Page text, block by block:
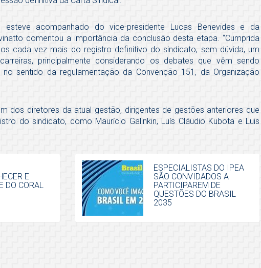
esteve acompanhado do vice-presidente Lucas Benevides e da
comentou a importância da conclusão desta etapa. “Cumprida
cada vez mais do registro definitivo do sindicato, sem dúvida, um
principalmente considerando os debates que vêm sendo
sentido da regulamentação da Convenção 151, da Organização
dos diretores da atual gestão, dirigentes de gestões anteriores que
do sindicato, como Maurício Galinkin, Luís Cláudio Kubota e Luis
E
DO CORAL
ESPECIALISTAS DO IPEA
SÃO CONVIDADOS A
PARTICIPAREM DE
QUESTÕES DO BRASIL
2035